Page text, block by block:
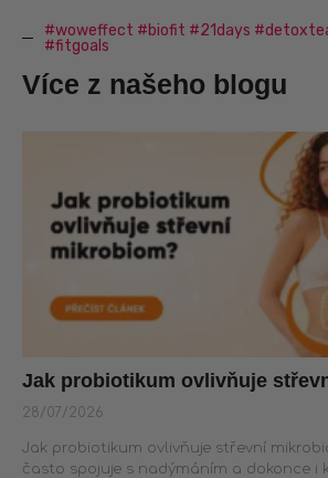
#woweffect #biofit #21days
#fitgoals
Více z našeho blogu
Jak probiotikum ovlivňuje
28/07/2026
Jak probiotikum ovlivňuje střevní
často spojuje s nadýmáním a dokonce i